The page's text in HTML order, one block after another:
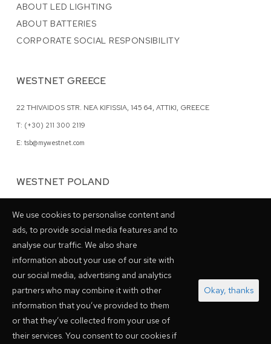
ABOUT LED LIGHTING
ABOUT BATTERIES
CORPORATE SOCIAL RESPONSIBILITY
WESTNET GREECE
22 THIVAIDOS STR. NEA KIFISSIA, 145 64, ATTIKI, GREECE
T: (+30) 211 300 2119
E: tsb@mywestnet.com
WESTNET POLAND
T: (+48) 798 028048
PARTNERSHIPS
We use cookies to personalise content and
ads, to provide social media features and to
analyse our traffic. We also share
information about your use of our site with
our social media, advertising and analytics
partners who may combine it with other
information that you’ve provided to them
or that they’ve collected from your use of
their services. You consent to our cookies if
Okay, thanks